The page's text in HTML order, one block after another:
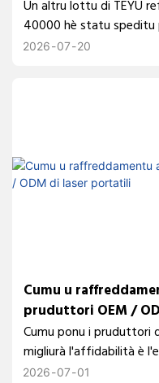
reale. U video quì sottu
spartuti durante a visita.
l'esteru
Un altru lottu di TEYU
40000 hè statu
40 kW à l'esteru.
2026 07 20
Cumu u
pruduttori OEM /
Cumu ponu i pruduttori
migliurà l'affidabilità è
Scoprite cumu a
2026 07 01